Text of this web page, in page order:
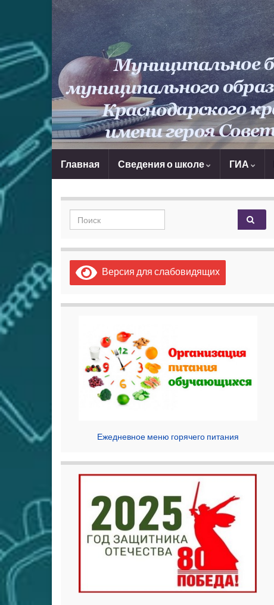
Главная Сведения о школе ГИА
Search for:
Версия для слабовидящих
Ежедневное меню горячего питания